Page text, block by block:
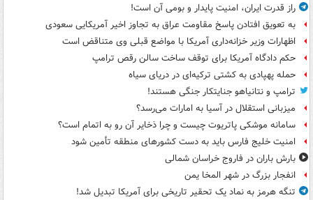
راز قدرت ایران، امنیت پایدار و بومی آن است!
به تعویق افتادن پاسخ مقاومت عراق به تجاوز اخیر آمریکایی سعودی
اظهارات وزیر خزانه‌داری آمریکا با مواضع قبلی وی متناقض است
حکم دادگاه آمریکا برای توقف ساخت سالن رقص ترامپ
حمله پهپادی به کشتی ترکیه‌ای در دریای سیاه
ترامپ و نتانیاهو جنایتکار جنگی هستند!
میزبانی استقلال در آسیا به امارات می‌رسد؟
سامانه موشکی پاتریوت چیست و چرا ذخایر آن رو به اتمام است؟
امنیت خلیج فارس باید به دست کشورهای منطقه تأمین شود
بارش باران در فاروج خراسان شمالی
انفجار بزرگ در شهر المخا یمن
تنگه هرمز به نماد یک تحقیر تاریخی برای آمریکا تبدیل شد!